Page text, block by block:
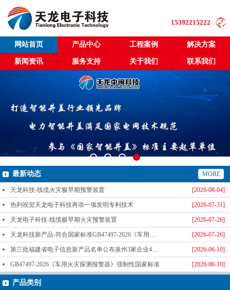
15392215222
网站首页 产品中心 工程案例 解决方案
新闻资讯 服务支持 关于我们 联系我们
最新动态 MORE
[2026-08-04]
天龙科技-线缆火灾极早期预警装置
[2026-07-31]
热列祝贺天龙电子科技再添一项发明专利技术
[2026-07-26]
天龙电子科技-线缆极早期火灾预警装置
[2026-07-26]
天龙科技新产品-符合国家标准GB47497-2026《车用火灾探测报警器》标准发布
[2026-06-10]
第三批福建省电子信息新产品名单公布泉州3家企业4款产品成功入选-泉州天龙科技
[2026-06-10]
GB47497-2026《车用火灾探测报警器》强制性国家标准
产品类别